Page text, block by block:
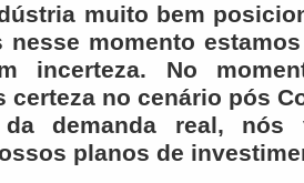
muito bem
nesse momento
incerteza. No
certeza no cenário pós
da demanda real,
planos de